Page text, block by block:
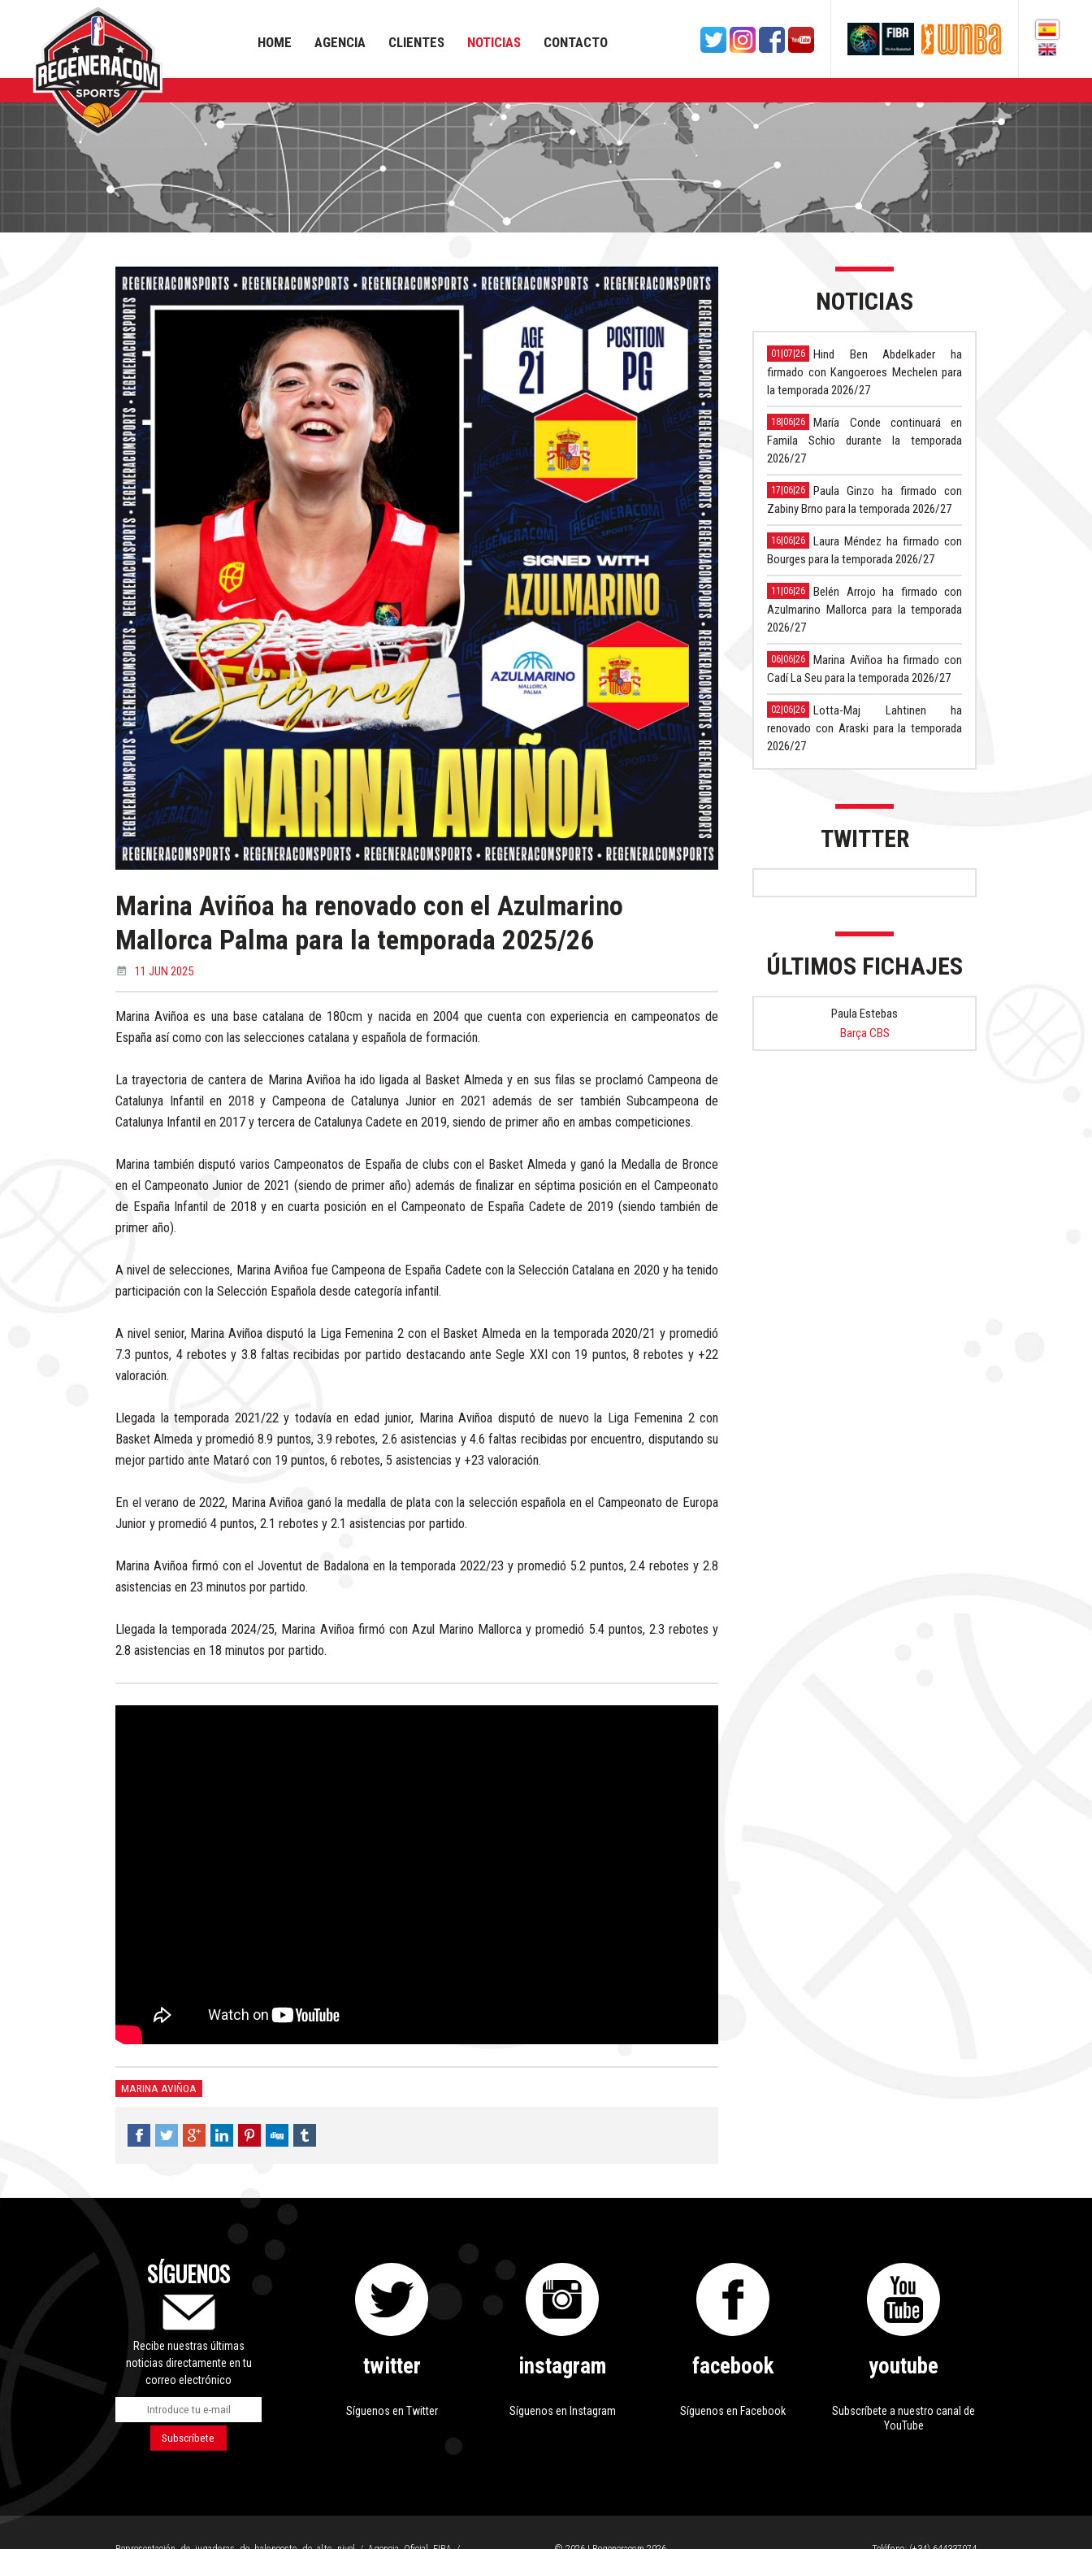
HOME AGENCIA CLIENTES NOTICIAS CONTACTO
Marina Aviñoa ha renovado con el Azulmarino
Mallorca Palma para la temporada 2025/26
11 JUN 2025
Marina Aviñoa es una base catalana de 180cm y nacida en 2004 que cuenta con experiencia en campeonatos de
España así como con las selecciones catalana y española de formación.
La trayectoria de cantera de Marina Aviñoa ha ido ligada al Basket Almeda y en sus filas se proclamó Campeona de
Catalunya Infantil en 2018 y Campeona de Catalunya Junior en 2021 además de ser también Subcampeona de
Catalunya Infantil en 2017 y tercera de Catalunya Cadete en 2019, siendo de primer año en ambas competiciones.
Marina también disputó varios Campeonatos de España de clubs con el Basket Almeda y ganó la Medalla de Bronce
en el Campeonato Junior de 2021 (siendo de primer año) además de finalizar en séptima posición en el Campeonato
de España Infantil de 2018 y en cuarta posición en el Campeonato de España Cadete de 2019 (siendo también de
primer año).
A nivel de selecciones, Marina Aviñoa fue Campeona de España Cadete con la Selección Catalana en 2020 y ha tenido
participación con la Selección Española desde categoría infantil.
A nivel senior, Marina Aviñoa disputó la Liga Femenina 2 con el Basket Almeda en la temporada 2020/21 y promedió
7.3 puntos, 4 rebotes y 3.8 faltas recibidas por partido destacando ante Segle XXI con 19 puntos, 8 rebotes y +22
valoración.
Llegada la temporada 2021/22 y todavía en edad junior, Marina Aviñoa disputó de nuevo la Liga Femenina 2 con
Basket Almeda y promedió 8.9 puntos, 3.9 rebotes, 2.6 asistencias y 4.6 faltas recibidas por encuentro, disputando su
mejor partido ante Mataró con 19 puntos, 6 rebotes, 5 asistencias y +23 valoración.
En el verano de 2022, Marina Aviñoa ganó la medalla de plata con la selección española en el Campeonato de Europa
Junior y promedió 4 puntos, 2.1 rebotes y 2.1 asistencias por partido.
Marina Aviñoa firmó con el Joventut de Badalona en la temporada 2022/23 y promedió 5.2 puntos, 2.4 rebotes y 2.8
asistencias en 23 minutos por partido.
Llegada la temporada 2024/25, Marina Aviñoa firmó con Azul Marino Mallorca y promedió 5.4 puntos, 2.3 rebotes y
2.8 asistencias en 18 minutos por partido.
MARINA AVIÑOA
NOTICIAS
01|07|26
Hind Ben Abdelkader ha
firmado con Kangoeroes Mechelen para
la temporada 2026/27
18|06|26
María Conde continuará en
Famila Schio durante la temporada
2026/27
17|06|26
Paula Ginzo ha firmado con
Zabiny Brno para la temporada 2026/27
16|06|26
Laura Méndez ha firmado con
Bourges para la temporada 2026/27
11|06|26
Belén Arrojo ha firmado con
Azulmarino Mallorca para la temporada
2026/27
06|06|26
Marina Aviñoa ha firmado con
Cadí La Seu para la temporada 2026/27
02|06|26
Lotta-Maj Lahtinen ha
renovado con Araski para la temporada
2026/27
TWITTER
ÚLTIMOS FICHAJES
Paula Estebas
Barça CBS
SÍGUENOS
Recibe nuestras últimas
noticias directamente en tu
correo electrónico
youtube
Subscríbete a nuestro canal de
YouTube
facebook
Síguenos en Facebook
instagram
Síguenos en Instagram
twitter
Síguenos en Twitter